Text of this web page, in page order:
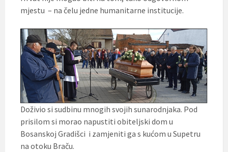
mjestu – na čelu jedne humanitarne institucije.
Doživio si sudbinu mnogih svojih sunarodnjaka. Pod
prisilom si morao napustiti obiteljski dom u
Bosanskoj Gradišci i zamjeniti ga s kućom u Supetru
na otoku Braču.